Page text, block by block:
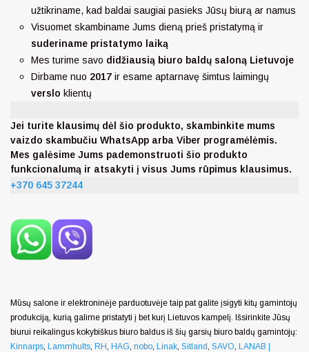
užtikriname, kad baldai saugiai pasieks Jūsų biurą ar namus
Visuomet skambiname Jums dieną prieš pristatymą ir
suderiname pristatymo laiką
Mes turime savo didžiausią biuro baldų saloną Lietuvoje
Dirbame nuo 2017 ir esame aptarnavę šimtus laimingų
verslo klientų
Jei turite klausimų dėl šio produkto, skambinkite mums
vaizdo skambučiu WhatsApp arba Viber programėlėmis.
Mes galėsime Jums pademonstruoti šio produkto
funkcionalumą ir atsakyti į visus Jums rūpimus klausimus.
+370 645 37244
Mūsų salone ir elektroninėje parduotuvėje taip pat galite įsigyti kitų gamintojų
produkciją, kurią galime pristatyti į bet kurį Lietuvos kampelį. Išsirinkite Jūsų
biurui reikalingus kokybiškus biuro baldus iš šių garsių biuro baldų gamintojų:
Kinnarps, Lammhults, RH, HAG, nobo, Linak, Sitland, SAVO, LANAB |